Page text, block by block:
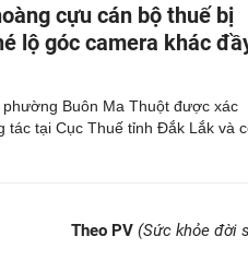
thanh
cựu cán bộ thuế bị
lộ góc camera khác
Buôn Ma Thuột được xác
tác tại Cục Thuế tỉnh Đắk Lắk và
Theo PV (Sức khỏe đời